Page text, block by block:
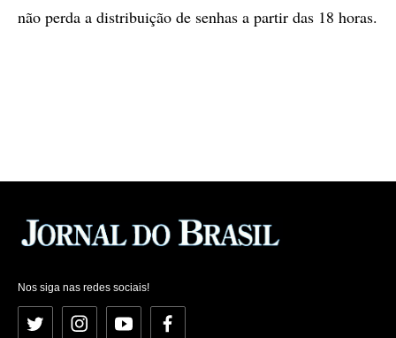
não perda a distribuição de senhas a partir das 18 horas.
Nos siga nas redes sociais!
Twitter InstagramYouTubeFacebook